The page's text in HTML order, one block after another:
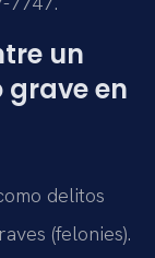
un
grave en
delitos
(felonies).